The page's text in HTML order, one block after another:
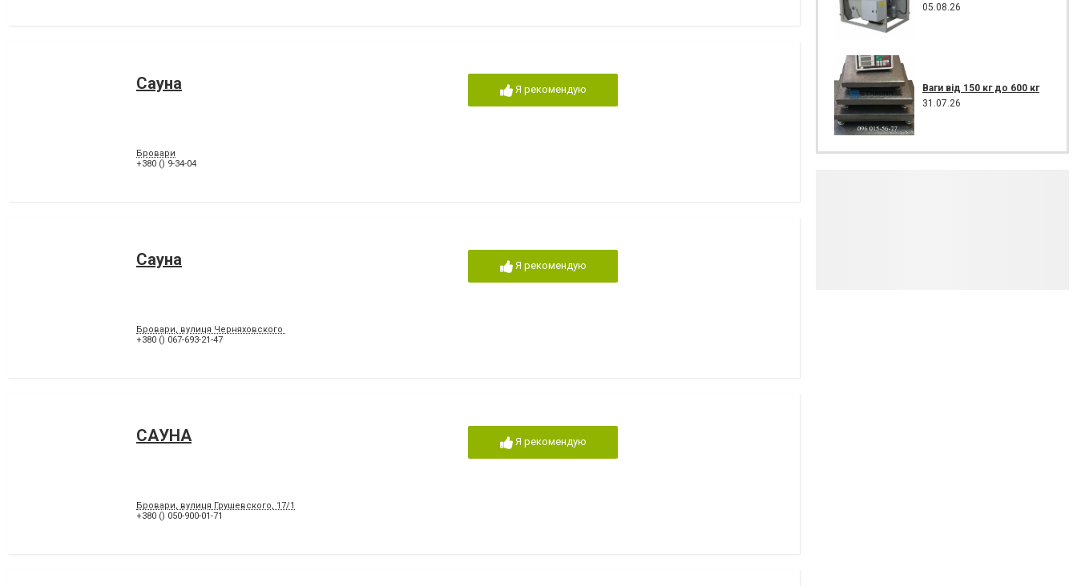
Сауна
Бровари
+380 () 9-34-04
Я рекомендую
Сауна
Бровари, вулиця Черняховского
+380 () 067-693-21-47
Я рекомендую
САУНА
Бровари, вулиця Грушевского, 17/1
+380 () 050-900-01-71
Я рекомендую
05.08.26
Ваги від 150 кг до 600 кг
31.07.26